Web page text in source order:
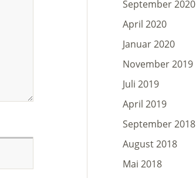
September 2020
April 2020
Januar 2020
November 2019
Juli 2019
April 2019
September 2018
August 2018
Mai 2018